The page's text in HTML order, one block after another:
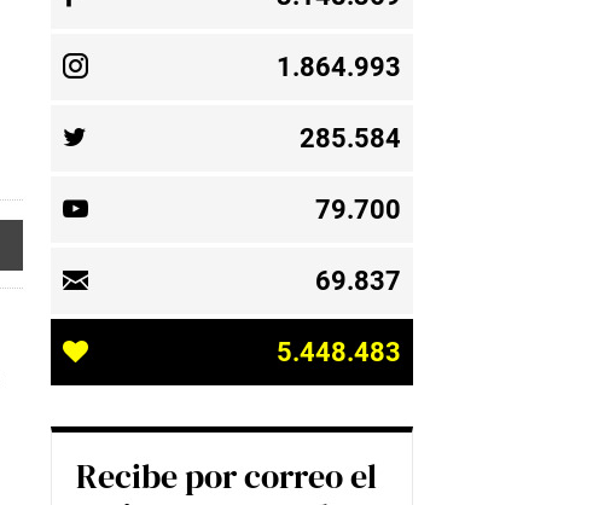
1.864.993
285.584
79.700
69.837
5.448.483
Recibe por correo el